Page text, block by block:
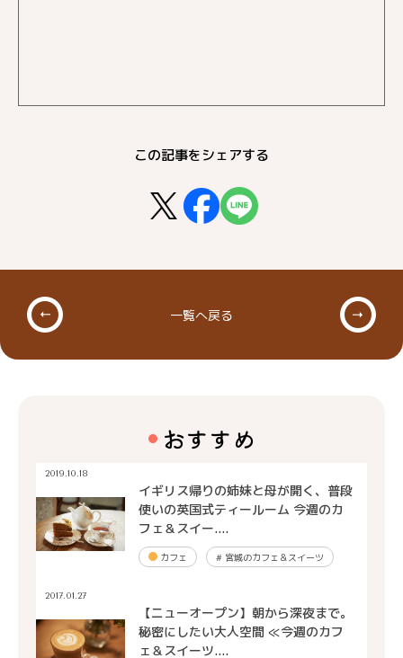
この記事をシェアする
一覧へ戻る
おすすめ
2019.10.18
イギリス帰りの姉妹と母が開く、普段
使いの英国式ティールーム 今週のカ
フェ＆スイー....
カフェ #宮城のカフェ＆スイーツ
2017.01.27
【ニューオープン】朝から深夜まで。
秘密にしたい大人空間 ≪今週のカフ
ェ＆スイーツ....